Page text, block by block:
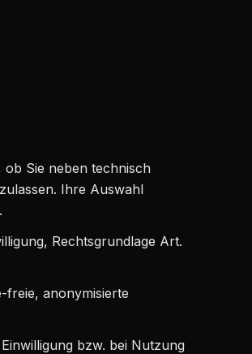
Sie neben technisch
Ihre Auswahl
Rechtsgrundlage Art.
freie, anonymisierte
bzw. bei Nutzung